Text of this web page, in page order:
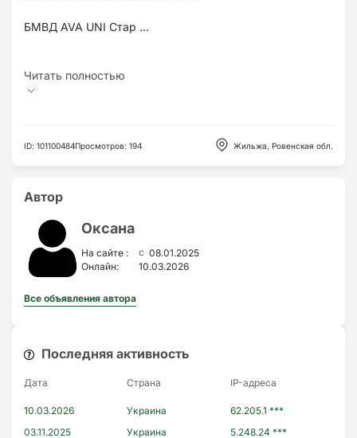
БМВД AVA UNI Стар ...
ID: 101100484Просмотров: 194 Жильжа, Ровенская обл.
Автор
Оксана
На сайте : c 08.01.2025
Онлайн:
10.03.2026
Все объявления автора
Последняя активность
Дата Страна IP-адресa
10.03.2026 Украина
62.205.1 ***
03.11.2025
Украина
5.248.24 ***